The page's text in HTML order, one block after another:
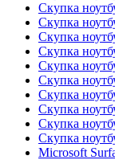
Скупка
Скупка
Скупка
Скупка
Скупка
Скупка
Скупка
Скупка
Скупка
Скупка
Microsoft